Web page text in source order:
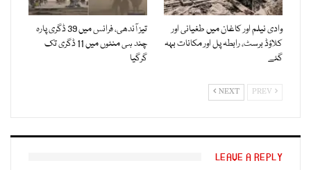
وادی نیلم اور کاغان میں طغیانی اور
کلاؤڈ برسٹ، رابطہ پل اور مکانات بہہ
گئے
تیز آندھی، فرانس میں 39 ڈگری پارہ
چند ہی منٹوں میں 11 ڈگری تک
گرگیا
NEXT
LEAVE A REPLY